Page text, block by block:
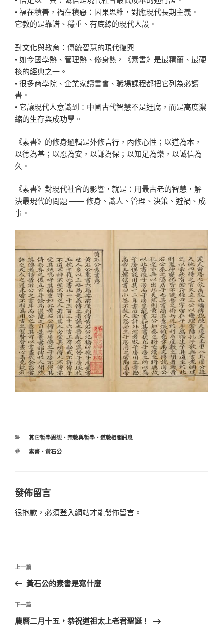
• 福在積善，禍在積惡：因果思維，對應現代長期主義。
它教的是靠譜、穩重、有底線的現代人設。
對文化與教育：傳統智慧的現代復興
• 如今國學熱、管理熱、修身熱，《素書》是最精簡、最硬
核的經典之一。
• 很多商學院、企業家讀書會、職場課程都把它列為必讀
書。
• 它讓現代人意識到：中國古代智慧不是迂腐，而是高度濃
縮的生存與成功學。
《素書》的修身邏輯是外修言行，內修心性；以道為本，
以德為基；以忍為安，以謙為保；以知足為樂，以誠信為
久。
《素書》對現代社會的影響，就是：用最古老的智慧，解
決最現代的問題 —— 修身、識人、管理、決策、避禍、成
事。
分
其它哲學思想、 宗教與哲學、 道教相關訊息
標
素書、 黃石公
發佈留言
很抱歉，必須登入網站才能發佈留言。
文
導
覽
上
一
文
章
上一篇
黃石公的素書是寫什麼
下
一
下一篇
農曆二月十五，恭祝道祖太上老君聖誕！